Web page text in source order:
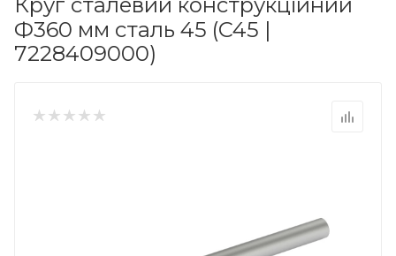
Ф360 мм сталь 45 (C45 |
7228409000)